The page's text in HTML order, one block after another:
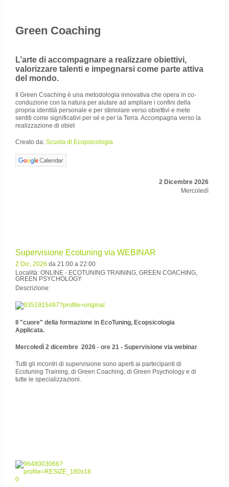
Green Coaching
L’arte di accompagnare a realizzare obiettivi,
valorizzare talenti e impegnarsi come parte attiva
del mondo.
Il Green Coaching è una metodologia innovativa che opera in co-
conduzione con la natura per aiutare ad ampliare i confini della
propria identità personale e per stimolare verso obiettivi e mete
sentiti come significativi per sé e per la Terra. Accompagna verso la
realizzazione di obiet
Creato da: Scuola di Ecopsicologia
2 Dicembre 2026
Mercoledì
Supervisione Ecotuning via WEBINAR
2 Dic, 2026 da 21:00 a 22:00
Località: ONLINE - ECOTUNING TRAINING, GREEN COACHING,
GREEN PSYCHOLOGY
Descrizione:
Il "cuore" della formazione in EcoTuning, Ecopsicologia
Applicata.
Mercoledì 2 dicembre 2026 - ore 21 - Supervisione via webinar
Tutti gli incontri di supervisione sono aperti ai partecipanti di
Ecotuning Training, di Green Coaching, di Green Psychology e di
tutte le specializzazioni.